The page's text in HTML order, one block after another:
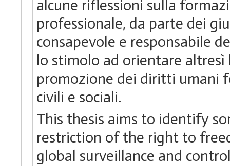
alcune riflessioni sulla
professionale, da parte dei
consapevole e responsabile
lo stimolo ad orientare
promozione dei diritti umani
civili e sociali.
This thesis aims to identify
restriction of the right to
global surveillance and